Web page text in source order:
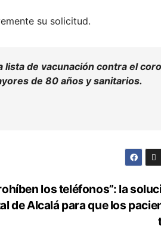
su solicitud.
de vacunación contra el
de 80 años y sanitarios.
los teléfonos”: la
de Alcalá para que los